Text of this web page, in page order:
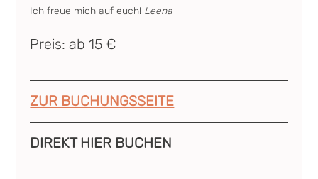
Ich freue mich auf euch! Leena
Preis: ab 15 €
ZUR BUCHUNGSSEITE
DIREKT HIER BUCHEN